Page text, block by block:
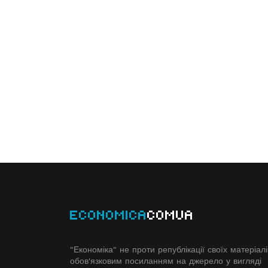
ECONOMICACOMUA
"Економіка" не проти републікації своїх
обов'язковим посиланням на джерело у вигляді